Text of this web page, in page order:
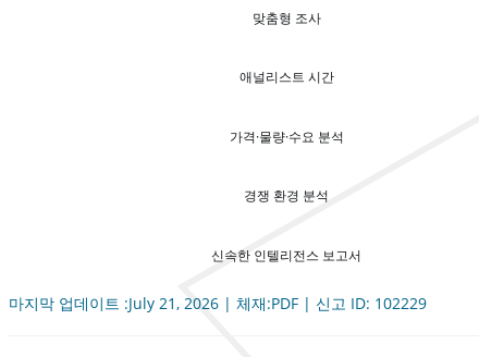
맞춤형 조사
애널리스트 시간
가격·물량·수요 분석
경쟁 환경 분석
신속한 인텔리전스 보고서
마지막 업데이트 :July 21, 2026 | 체재:PDF | 신고 ID: 102229